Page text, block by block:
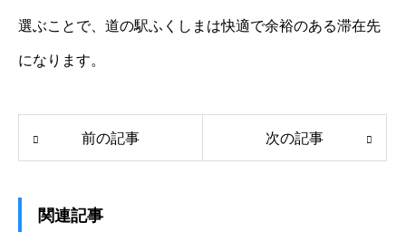
選ぶことで、道の駅ふくしまは快適で余裕のある滞在先
になります。
前の記事 次の記事
関連記事